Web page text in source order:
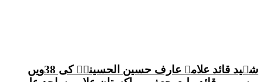
شہید قائد علامہ عارف حسین الحسینیؒ کی 38ویں